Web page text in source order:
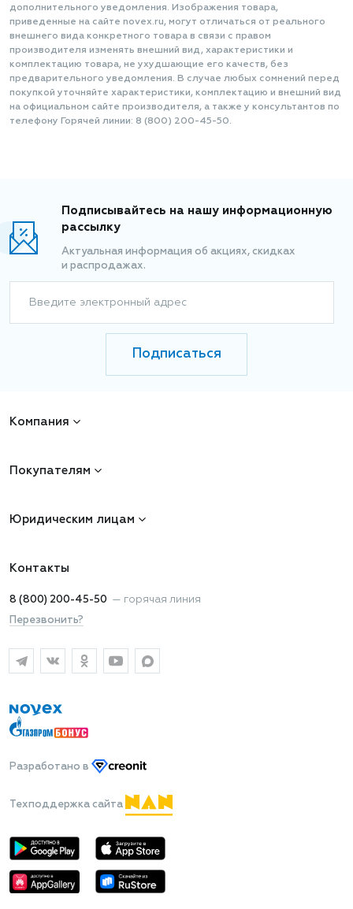
дополнительного уведомления. Изображения товара,
приведенные на сайте novex.ru, могут отличаться от реального
внешнего вида конкретного товара в связи с правом
производителя изменять внешний вид, характеристики и
комплектацию товара, не ухудшающие его качеств, без
предварительного уведомления. В случае любых сомнений перед
покупкой уточняйте характеристики, комплектацию и внешний вид
на официальном сайте производителя, а также у консультантов по
телефону Горячей линии: 8 (800) 200-45-50.
Подписывайтесь на нашу информационную
рассылку
Актуальная информация об акциях, скидках
и распродажах.
Введите электронный адрес
Подписаться
Компания
Покупателям
Юридическим лицам
Контакты
8 (800) 200-45-50 — горячая линия
Перезвонить?
Разработано в
Техподдержка сайта